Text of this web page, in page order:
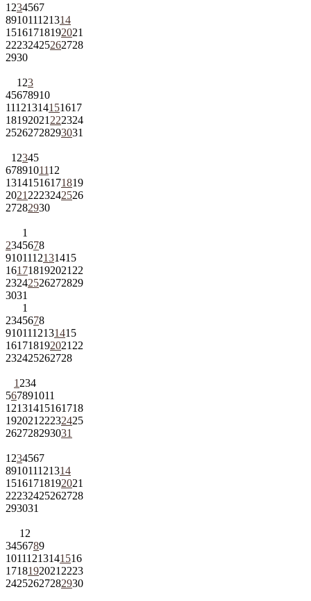
1 234567
891011121314
15161718192021
22232425262728
2930
1 23
45678910
11121314151617
18192021 222324
25262728293031
1 2345
6789101112
13141516171819
2021 2223242526
27282930
1
2345678
9101112131415
161718192021 22
23242526272829
3031
1
2345678
9101112131415
161718192021 22
232425262728
1 234
567891011
12131415161718
192021 22232425
262728293031
1 234567
891011121314
15161718192021
22232425262728
293031
1 2
3456789
10111213141516
1718192021 2223
24252627282930